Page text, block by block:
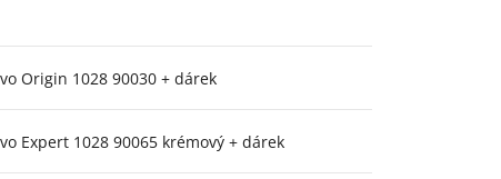
Origin 1028 90030 + dárek
Expert 1028 90065 krémový + dárek